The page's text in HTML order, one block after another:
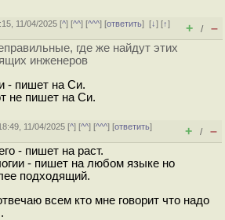
11/04/2025 [^] [^^] [^^^] [ответить][↓] [↑]
+ / –
где же найдут этих
инженеров
- пишет на Си.
не пишет на Си.
11/04/2025 [^] [^^] [^^^] [ответить]
+ / –
- пишет на раст.
- пишет на любом языке но
подходящий.
всем кто мне говорит что надо